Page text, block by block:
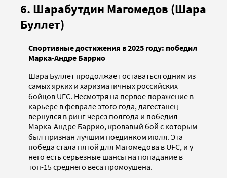
6. Шарабутдин Магомедов (Шара
Буллет)
Спортивные достижения в 2025 году: победил
Марка-Андре Баррио
Шара Буллет продолжает оставаться одним из
самых ярких и харизматичных российских
бойцов UFC. Несмотря на первое поражение в
карьере в феврале этого года, дагестанец
вернулся в ринг через полгода и победил
Марка-Андре Баррио, кровавый бой с которым
был признан лучшим поединком июля. Эта
победа стала пятой для Магомедова в UFC, и у
него есть серьезные шансы на попадание в
топ-15 среднего веса промоушена.